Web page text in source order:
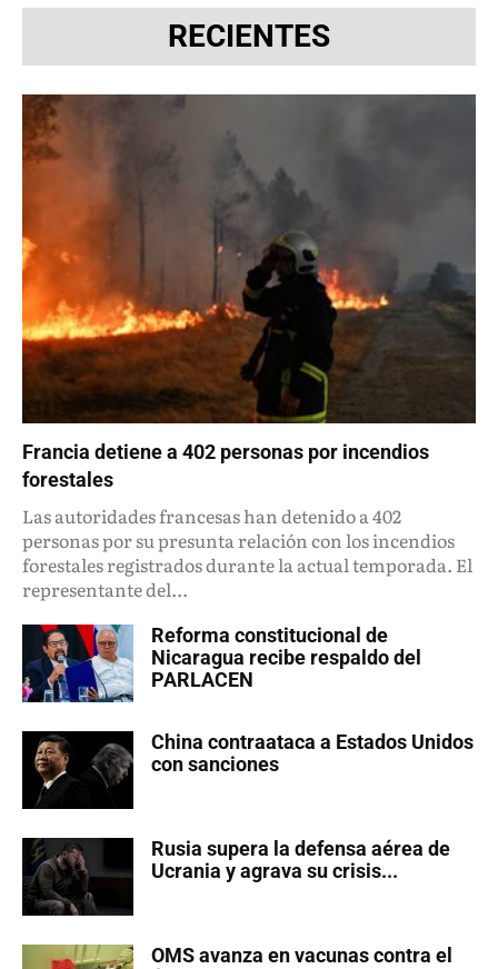
RECIENTES
Francia detiene a 402 personas por incendios
forestales
Las autoridades francesas han detenido a 402
personas por su presunta relación con los incendios
forestales registrados durante la actual temporada. El
representante del...
Reforma constitucional de
Nicaragua recibe respaldo del
PARLACEN
China contraataca a Estados Unidos
con sanciones
Rusia supera la defensa aérea de
Ucrania y agrava su crisis...
OMS avanza en vacunas contra el